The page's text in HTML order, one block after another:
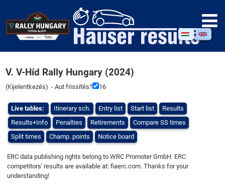
V. V-Híd Rally Hungary (2024)
(Kijelentkezés) - Aut frissítés? 15
Live tables: Itinerary sch. Entry list Start list
Results
Results+Info
Penalties Retirements
Compare SS times
Split times
Champ. points Notice board
ERC data publishing rights belong to WRC Promoter GmbH. ERC
competitors' results are available at: fiaerc.com. Thanks for your
understanding!